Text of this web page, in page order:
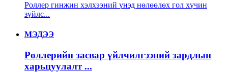
Роллер гинжин хэлхээний үнэд нөлөөлөх гол хүчин
зүйлс...
МЭДЭЭ
Роллерийн засвар үйлчилгээний зардлын
харьцуулалт ...